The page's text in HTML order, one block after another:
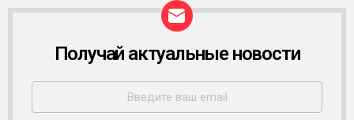
С
Ы
Получай актуальные новости